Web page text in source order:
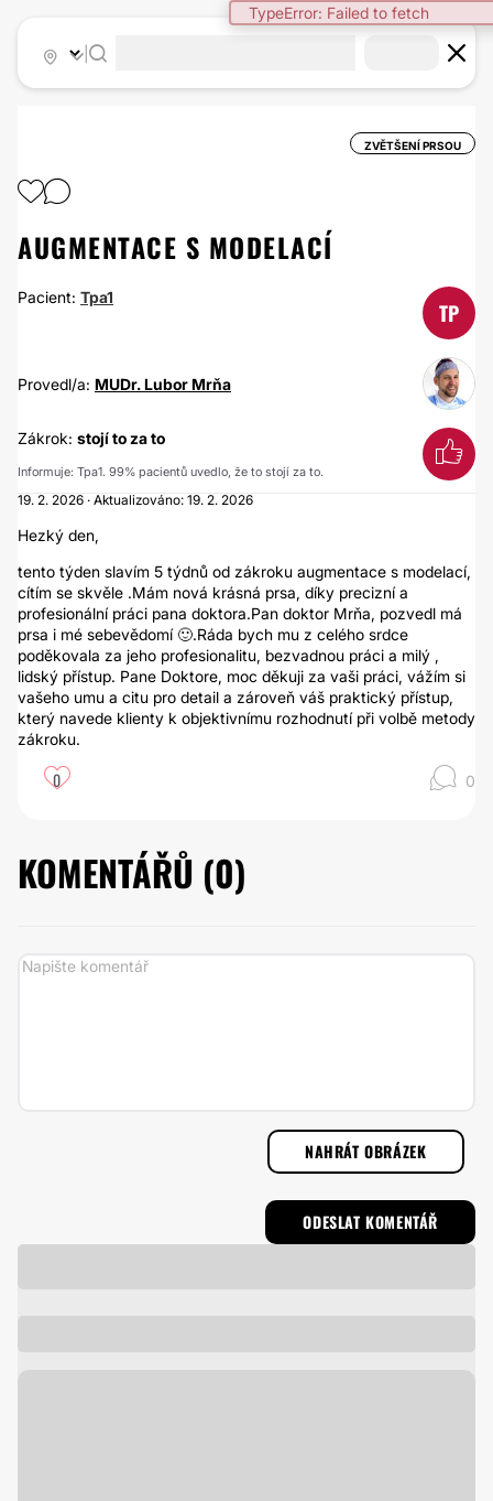
TypeError: Failed to fetch
ZVĚTŠENÍ PRSOU
AUGMENTACE S MODELACÍ
Pacient: Tpa1
TP
Provedl/a: MUDr. Lubor Mrňa
Zákrok: stojí to za to
Informuje: Tpa1. 99% pacientů uvedlo, že to stojí za to.
19. 2. 2026 · Aktualizováno: 19. 2. 2026
Hezký den,
tento týden slavím 5 týdnů od zákroku augmentace s modelací,
cítím se skvěle .Mám nová krásná prsa, díky precizní a
profesionální práci pana doktora.Pan doktor Mrňa, pozvedl má
prsa i mé sebevědomí 🙂.Ráda bych mu z celého srdce
poděkovala za jeho profesionalitu, bezvadnou práci a milý ,
lidský přístup. Pane Doktore, moc děkuji za vaši práci, vážím si
vašeho umu a citu pro detail a zároveň váš praktický přístup,
který navede klienty k objektivnímu rozhodnutí při volbě metody
zákroku.
0 0
KOMENTÁŘŮ (0)
NAHRÁT OBRÁZEK